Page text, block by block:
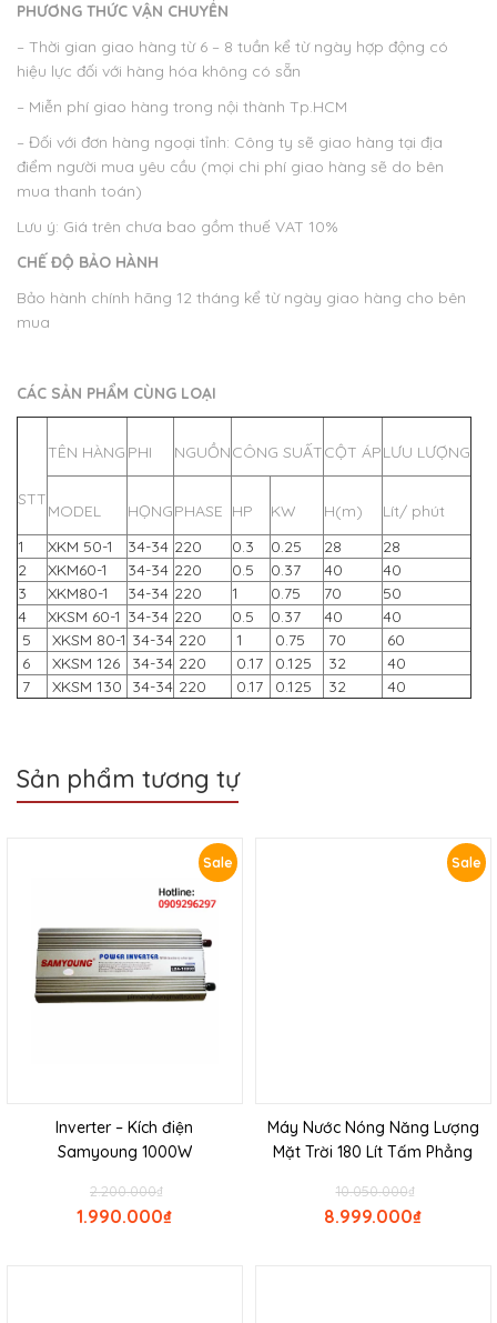
PHƯƠNG THỨC VẬN CHUYỂN
– Thời gian giao hàng từ 6 – 8 tuần kể từ ngày hợp động có
hiệu lực đối với hàng hóa không có sẵn
– Miễn phí giao hàng trong nội thành Tp.HCM
– Đối với đơn hàng ngoại tỉnh: Công ty sẽ giao hàng tại địa
điểm người mua yêu cầu (mọi chi phí giao hàng sẽ do bên
mua thanh toán)
Lưu ý: Giá trên chưa bao gồm thuế VAT 10%
CHẾ ĐỘ BẢO HÀNH
Bảo hành chính hãng 12 tháng kể từ ngày giao hàng cho bên
mua
CÁC SẢN PHẨM CÙNG LOẠI
STT
TÊN HÀNG PHI NGUỒNCÔNG SUẤTCỘT ÁPLƯU LƯỢNG
MODEL HỌNGPHASE HP KW H(m)
Lít/ phút
1
XKM 50-1 34-34 220 0.3 0.25 28
28
2
XKM60-1 34-34 220 0.5 0.37 40
40
3
XKM80-1 34-34 220 1 0.75 70
50
4
XKSM 60-1 34-34 220 0.5 0.37 40
40
5
XKSM 80-1 34-34 220 1 0.75 70
60
6
XKSM 126 34-34 220 0.17 0.125 32
40
7
XKSM 130 34-34 220 0.17 0.125 32 40
Sản phẩm tương tự
Sale
Inverter – Kích điện
Samyoung 1000W
₫
2.200.000
₫
1.990.000
Sale
Máy Nước Nóng Năng Lượng
Mặt Trời 180 Lít Tấm Phẳng
₫
10.050.000
₫
8.999.000